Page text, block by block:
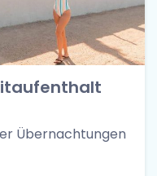
Übernachtungen